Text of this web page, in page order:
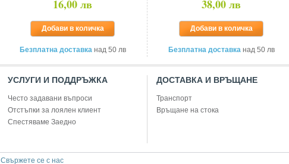
16,00 лв
Добави в количка
Безплатна доставка над 50 лв
38,00 лв
Добави в количка
Безплатна доставка над 50 лв
УСЛУГИ И ПОДДРЪЖКА
Често задавани въпроси
Отстъпки за лоялен клиент
Спестяваме Заедно
ДОСТАВКА И ВРЪЩАНЕ
Транспорт
Връщане на стока
Свържете се с нас